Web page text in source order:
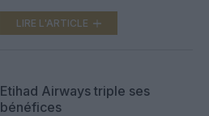
LIRE L'ARTICLE
Etihad Airways triple ses
bénéfices